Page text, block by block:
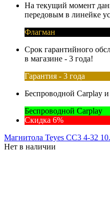
На текущий момент
передовым в линейке
Флагман
Срок гарантийного
в магазине - 3 года!
Гарантия - 3 года
Беспроводной Carplay
Беспроводной Carplay
Скидка 6%
Магнитола Teyes CC3 4-32
Нет в наличии